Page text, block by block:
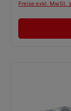
Preise exkl. MwSt.